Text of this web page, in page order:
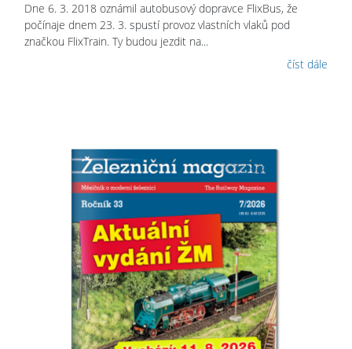
Dne 6. 3. 2018 oznámil autobusový dopravce FlixBus, že
počínaje dnem 23. 3. spustí provoz vlastních vlaků pod
značkou FlixTrain. Ty budou jezdit na...
číst dále